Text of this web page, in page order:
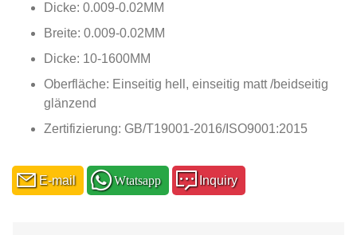
Dicke: 0.009-0.02MM
Breite: 0.009-0.02MM
Dicke: 10-1600MM
Oberfläche: Einseitig hell, einseitig matt /beidseitig
glänzend
Zertifizierung: GB/T19001-2016/ISO9001:2015
E-mail Wtatsapp Inquiry